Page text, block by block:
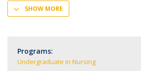
SHOW MORE
Programs:
Undergraduate in Nursing